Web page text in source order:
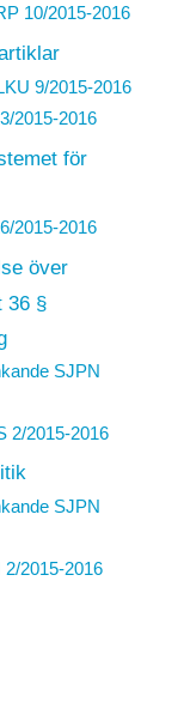
10/2015-2016
9/2015-2016
2015-2016
för
2015-2016
över
36 §
SJPN
2/2015-2016
SJPN
2/2015-2016